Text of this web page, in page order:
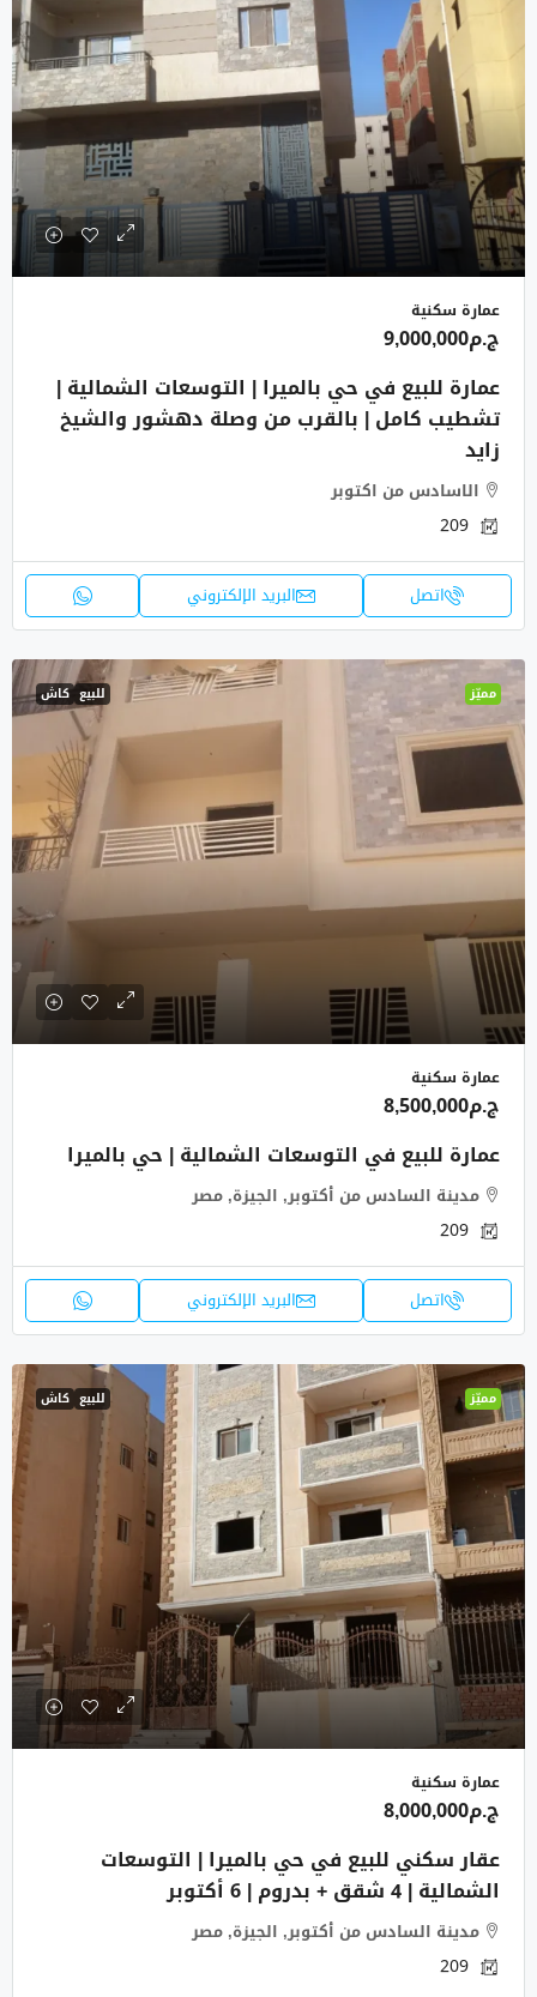
عمارة سكنية
ج.م9,000,000
عمارة للبيع في حي بالميرا | التوسعات الشمالية |
تشطيب كامل | بالقرب من وصلة دهشور والشيخ
زايد
الاسادس من اكتوبر
209
اتصل البريد الإلكتروني
مميّز للبيع كاش
عمارة سكنية
ج.م8,500,000
عمارة للبيع في التوسعات الشمالية | حي بالميرا
مدينة السادس من أكتوبر, الجيزة, مصر
209
اتصل البريد الإلكتروني
مميّز للبيع كاش
عمارة سكنية
ج.م8,000,000
عقار سكني للبيع في حي بالميرا | التوسعات
الشمالية | 4 شقق + بدروم | 6 أكتوبر
مدينة السادس من أكتوبر, الجيزة, مصر
209